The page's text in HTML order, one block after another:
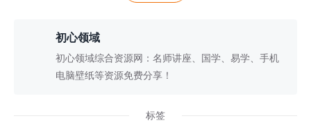
初心领域
初心领域综合资源网：名师讲座、国学、易学、手机
电脑壁纸等资源免费分享！
标签